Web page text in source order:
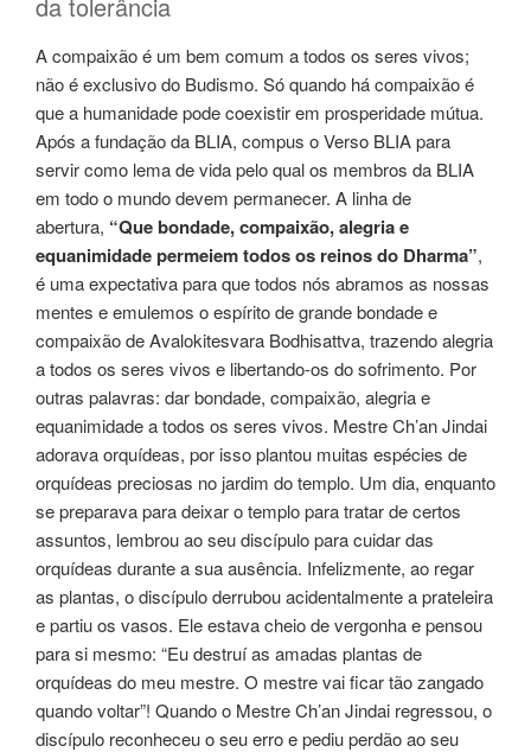
A compaixão é um bem comum a todos os seres vivos;
não é exclusivo do Budismo. Só quando há compaixão é
que a humanidade pode coexistir em prosperidade mútua.
Após a fundação da BLIA, compus o Verso BLIA para
servir como lema de vida pelo qual os membros da BLIA
em todo o mundo devem permanecer. A linha de
abertura, “Que bondade, compaixão, alegria e
equanimidade permeiem todos os reinos do Dharma”,
é uma expectativa para que todos nós abramos as nossas
mentes e emulemos o espírito de grande bondade e
compaixão de Avalokitesvara Bodhisattva, trazendo alegria
a todos os seres vivos e libertando-os do sofrimento. Por
outras palavras: dar bondade, compaixão, alegria e
equanimidade a todos os seres vivos. Mestre Ch’an Jindai
adorava orquídeas, por isso plantou muitas espécies de
orquídeas preciosas no jardim do templo. Um dia, enquanto
se preparava para deixar o templo para tratar de certos
assuntos, lembrou ao seu discípulo para cuidar das
orquídeas durante a sua ausência. Infelizmente, ao regar
as plantas, o discípulo derrubou acidentalmente a prateleira
e partiu os vasos. Ele estava cheio de vergonha e pensou
para si mesmo: “Eu destruí as amadas plantas de
orquídeas do meu mestre. O mestre vai ficar tão zangado
quando voltar”! Quando o Mestre Ch’an Jindai regressou, o
discípulo reconheceu o seu erro e pediu perdão ao seu